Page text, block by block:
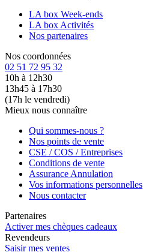
LA box Week-ends
LA box Activités
Nos partenaires
Nos coordonnées
02 51 72 95 32
10h à 12h30
13h45 à 17h30
(17h le vendredi)
Mieux nous connaître
Qui sommes-nous ?
Nos points de vente
CSE / COS / Entreprises
Conditions de vente
Assurance Annulation
Vos informations personnelles
Nous contacter
Partenaires
Activer mes chèques cadeaux
Revendeurs
Saisir mes ventes